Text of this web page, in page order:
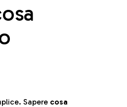
Sapere cosa